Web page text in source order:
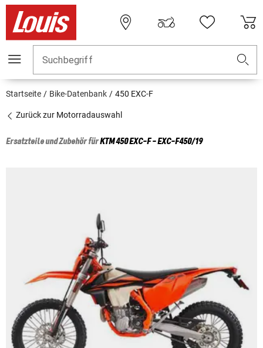
Suchbegriff
Startseite Bike-Datenbank 450 EXC-F
Zurück zur Motorradauswahl
Ersatzteile und Zubehör fürKTM450 EXC-F - EXC-F450/19